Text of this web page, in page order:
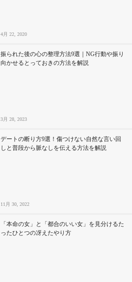
4月 22, 2020
振られた後の心の整理方法9選｜NG行動や振り
向かせるとっておきの方法を解説
3月 28, 2023
デートの断り方9選！傷つけない自然な言い回
しと普段から脈なしを伝える方法を解説
11月 30, 2022
「本命の女」と「都合のいい女」を見分けるた
ったひとつの冴えたやり方